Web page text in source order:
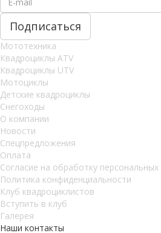
Мототехника
Квадроциклы ATV
Квадроциклы UTV
Мотоциклы
Детские квадроциклы
Снегоходы
О компании
Новости
Спецпредложения
Оплата
Согласие на обработку
Политика конфиденциальности
Клуб квадроциклистов
Вступить в клуб
Галерея
Наши контакты